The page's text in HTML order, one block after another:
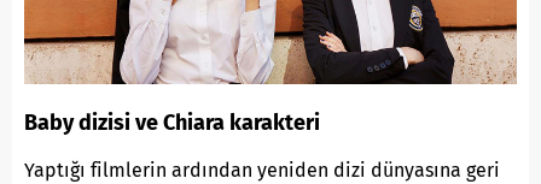
Baby dizisi ve Chiara karakteri
Yaptığı filmlerin ardından yeniden dizi dünyasına geri